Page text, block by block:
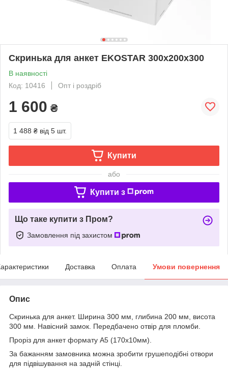
Скринька для анкет EKOSTAR 300х200х300
В наявності
Код: 10416
Опт і роздріб
1 600 ₴
1 488 ₴ від 5 шт.
Купити
або
Купити з
Що таке купити з Пром?
Замовлення під захистом
Доставка Оплата Умови повернення
Опис
Скринька для анкет. Ширина 300 мм, глибина 200 мм, висота
300 мм. Навісний замок. Передбачено отвір для пломби.
Проріз для анкет формату А5 (170х10мм).
За бажанням замовника можна зробити грушеподібні отвори
для підвішування на задній стінці.